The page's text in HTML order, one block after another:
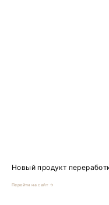
Новый продукт
Перейти на сайт →